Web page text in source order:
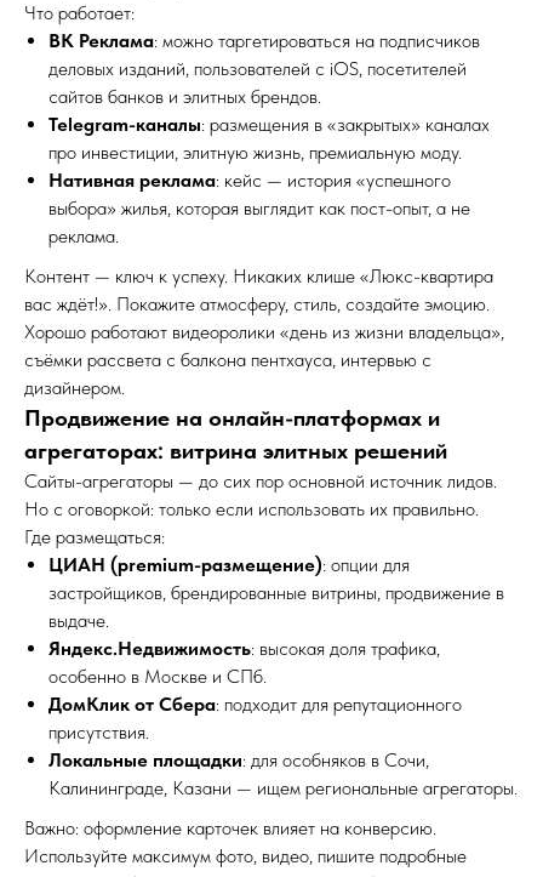
Что работает:
ВК Реклама: можно таргетироваться на подписчиков
деловых изданий, пользователей с iOS, посетителей
сайтов банков и элитных брендов.
Telegram-каналы: размещения в «закрытых» каналах
про инвестиции, элитную жизнь, премиальную моду.
Нативная реклама: кейс — история «успешного
выбора» жилья, которая выглядит как пост-опыт, а не
реклама.
Контент — ключ к успеху. Никаких клише «Люкс-квартира
вас ждёт!». Покажите атмосферу, стиль, создайте эмоцию.
Хорошо работают видеоролики «день из жизни владельца»,
съёмки рассвета с балкона пентхауса, интервью с
дизайнером.
Продвижение на онлайн-платформах и
агрегаторах: витрина элитных решений
Сайты-агрегаторы — до сих пор основной источник лидов.
Но с оговоркой: только если использовать их правильно.
Где размещаться:
ЦИАН (premium-размещение): опции для
застройщиков, брендированные витрины, продвижение в
выдаче.
Яндекс.Недвижимость: высокая доля трафика,
особенно в Москве и СПб.
ДомКлик от Сбера: подходит для репутационного
присутствия.
Локальные площадки: для особняков в Сочи,
Калининграде, Казани — ищем региональные агрегаторы.
Важно: оформление карточек влияет на конверсию.
Используйте максимум фото, видео, пишите подробные